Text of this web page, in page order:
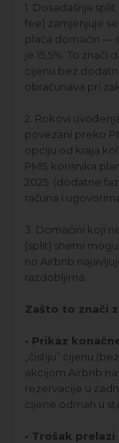
1. Dosadašnja
fee) zamjenjuje
plaća domaćin —
je 15,5%. To
cijenu bez
obračunava pri
2. Rokovi
povezani preko
opciju od kraja
PMS korisnika
2025. (dodatne
računa i
3. Domaćini koji
(split) shemi
no Airbnb
razdobljima.
Zašto to znači
• Prikaz
„čistiju” cijenu
akcijom Airbnb
rezervacije u
cijene odmah u
• Trošak